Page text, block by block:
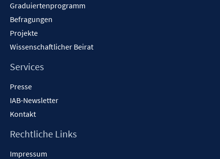
Graduiertenprogramm
Befragungen
Projekte
Wissenschaftlicher Beirat
Services
Presse
IAB-Newsletter
Kontakt
Rechtliche Links
Impressum